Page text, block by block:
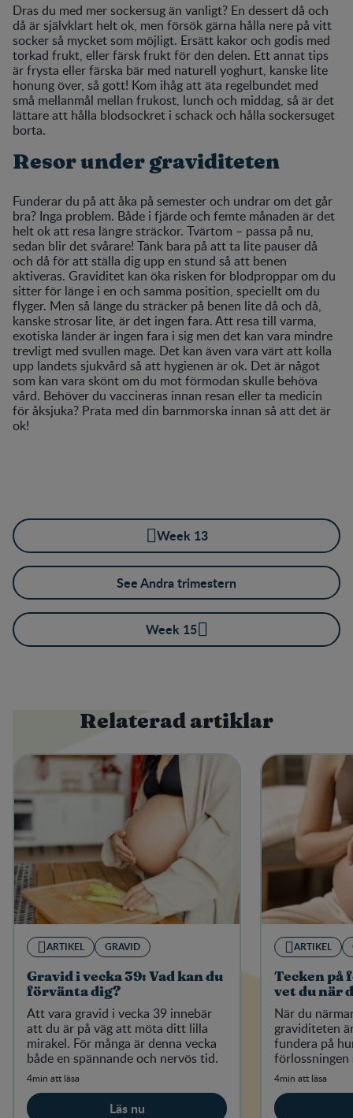
Dras du med mer sockersug än vanligt? En dessert då och
då är självklart helt ok, men försök gärna hålla nere på vitt
socker så mycket som möjligt. Ersätt kakor och godis med
torkad frukt, eller färsk frukt för den delen. Ett annat tips
är frysta eller färska bär med naturell yoghurt, kanske lite
honung över, så gott! Kom ihåg att äta regelbundet med
små mellanmål mellan frukost, lunch och middag, så är det
lättare att hålla blodsockret i schack och hålla sockersuget
borta.
Resor under graviditeten
Funderar du på att åka på semester och undrar om det går
bra? Inga problem. Både i fjärde och femte månaden är det
helt ok att resa längre sträckor. Tvärtom – passa på nu,
sedan blir det svårare! Tänk bara på att ta lite pauser då
och då för att ställa dig upp en stund så att benen
aktiveras. Graviditet kan öka risken för blodproppar om du
sitter för länge i en och samma position, speciellt om du
flyger. Men så länge du sträcker på benen lite då och då,
kanske strosar lite, är det ingen fara. Att resa till varma,
exotiska länder är ingen fara i sig men det kan vara mindre
trevligt med svullen mage. Det kan även vara värt att kolla
upp landets sjukvård så att hygienen är ok. Det är något
som kan vara skönt om du mot förmodan skulle behöva
vård. Behöver du vaccineras innan resan eller ta medicin
för åksjuka? Prata med din barnmorska innan så att det är
ok!
Week 13
See Andra trimestern
Week 15
Relaterad artiklar
ARTIKEL GRAVID
Gravid i vecka 39: Vad kan du
förvänta dig?
Att vara gravid i vecka 39 innebär
att du är på väg att möta ditt lilla
mirakel. För många är denna vecka
både en spännande och nervös tid.
4min att läsa
Läs nu
ARTIKEL
Tecken på
vet du när
När du
graviditeten
fundera på
förlossningen
4min att läsa